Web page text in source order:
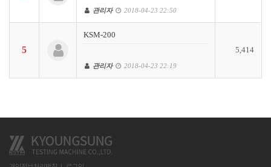
관리자 2018-04-23 22:50
5
KSM-200
관리자 2018-04-23 22:19
5,414